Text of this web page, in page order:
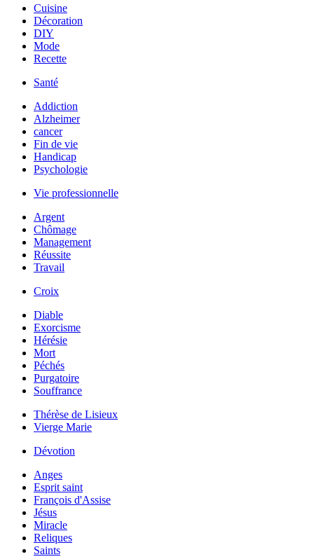
Cuisine
Décoration
DIY
Mode
Recette
Santé
Addiction
Alzheimer
cancer
Fin de vie
Handicap
Psychologie
Vie professionnelle
Argent
Chômage
Management
Réussite
Travail
Croix
Diable
Exorcisme
Hérésie
Mort
Péchés
Purgatoire
Souffrance
Thérèse de Lisieux
Vierge Marie
Dévotion
Anges
Esprit saint
François d'Assise
Jésus
Miracle
Reliques
Saints